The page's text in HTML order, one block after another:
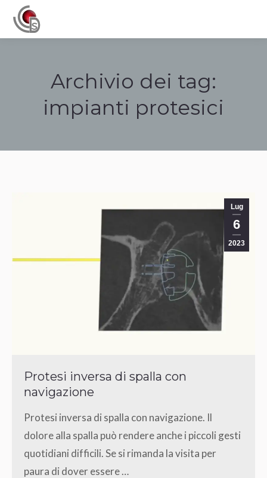
Archivio dei tag:
impianti protesici
Lug
6
2023
Protesi inversa di spalla con
navigazione
Protesi inversa di spalla con navigazione. Il
dolore alla spalla può rendere anche i piccoli gesti
quotidiani difficili. Se si rimanda la visita per
paura di dover essere …